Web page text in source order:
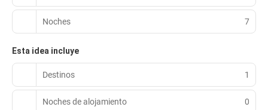
Noches 7
Esta idea incluye
Destinos 1
Noches de alojamiento 0